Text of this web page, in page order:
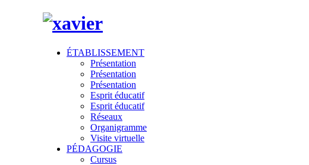
ÉTABLISSEMENT
Présentation
Présentation
Présentation
Esprit éducatif
Esprit éducatif
Réseaux
Organigramme
Visite virtuelle
PÉDAGOGIE
Cursus